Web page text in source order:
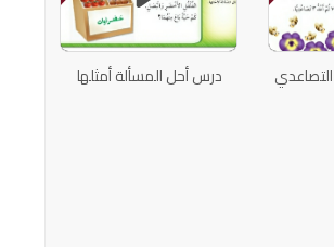
درس أحل المسألة أمثلها